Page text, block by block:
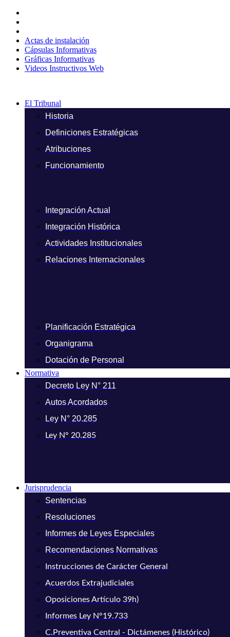
contenido
Actas de instalación
Cápsulas Informativas
Gráficas Informativas
Videos Instructivos Web
El Tribunal
Historia
Definiciones Estratégicas
Atribuciones
Funcionamiento
Integración Actual
Integración Histórica
Actividades Institucionales
Relaciones Internacionales
Planificación Estratégica
Organigrama
Dotación de Personal
Normativa
Decreto Ley N° 211
Autos Acordados
Ley N° 20.285
Ley N° 20.285
Jurisprudencia
Sentencias
Resoluciones
Informes de Leyes Especiales
Recomendaciones Normativas
Instrucciones de Carácter General
Acuerdos Extrajudiciales
Oposiciones Artículo 39h)
Informes Ley N°19.733
C.Preventiva Central - Dictámenes (Histórico)